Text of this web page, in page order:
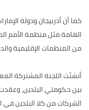
كما أن أذربيجان ودولة
الهامة مثل منظمة الأمم
من المنظمات الإقليمية
أنشئت اللجنة المشتركة
بين حكومتي البلدين، وعقدت
الشركات من كلا البلدين في